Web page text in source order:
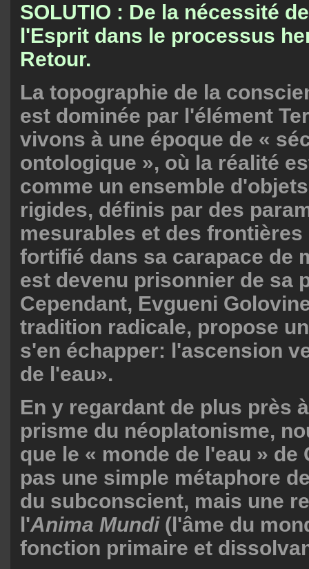
SOLUTIO : De la nécessité
l'Esprit dans le processus
Retour.
La topographie de la
est dominée par l'élément
vivons à une époque de «
ontologique », où la réalité
comme un ensemble
rigides, définis par des
mesurables et des
fortifié dans sa carapace de
est devenu prisonnier de sa
Cependant, Evgueni
tradition radicale, propose
s'en échapper: l'ascension
de l'eau».
En y regardant de plus près
prisme du néoplatonisme,
que le « monde de l'eau » de
pas une simple métaphore
du subconscient, mais une
l'Anima Mundi (l'âme du
fonction primaire et